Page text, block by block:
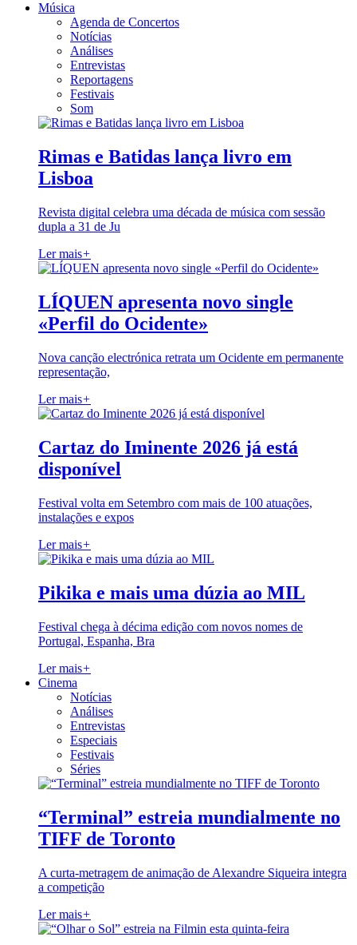
Música
Agenda de Concertos
Notícias
Análises
Entrevistas
Reportagens
Festivais
Som
Rimas e Batidas lança livro em
Lisboa
Revista digital celebra uma década de música com sessão
dupla a 31 de Ju
Ler mais+
LÍQUEN apresenta novo single
«Perfil do Ocidente»
Nova canção electrónica retrata um Ocidente em permanente
representação,
Ler mais+
Cartaz do Iminente 2026 já está
disponível
Festival volta em Setembro com mais de 100 atuações,
instalações e expos
Ler mais+
Pikika e mais uma dúzia ao MIL
Festival chega à décima edição com novos nomes de
Portugal, Espanha, Bra
Ler mais+
Cinema
Notícias
Análises
Entrevistas
Especiais
Festivais
Séries
“Terminal” estreia mundialmente no
TIFF de Toronto
A curta-metragem de animação de Alexandre Siqueira integra
a competição
Ler mais+